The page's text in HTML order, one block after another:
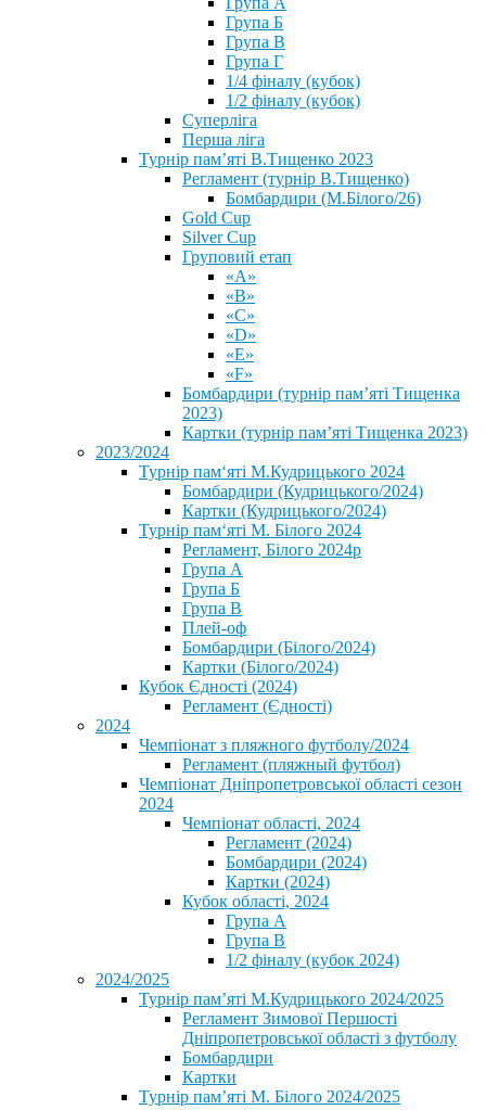
Група Б
Група В
Група Г
1/4 фіналу (кубок)
1/2 фіналу (кубок)
Суперліга
Перша ліга
Турнір пам’яті В.Тищенко 2023
Регламент (турнір В.Тищенко)
Бомбардири (М.Білого/26)
Gold Cup
Silver Cup
Груповий етап
«А»
«В»
«С»
«D»
«Е»
«F»
Бомбардири (турнір пам’яті Тищенка
2023)
Картки (турнір пам’яті Тищенка 2023)
2023/2024
⁨Турнір пам‘яті М.Кудрицького 2024
Бомбардири (Кудрицького/2024)
Картки (Кудрицького/2024)
⁨Турнір пам‘яті М. Білого 2024⁩
Регламент, Білого 2024р
Група А
Група Б
Група В
Плей-оф
Бомбардири (Білого/2024)
Картки (Білого/2024)
Кубок Єдності (2024)
Регламент (Єдності)
2024
Чемпіонат з пляжного футболу/2024
Регламент (пляжный футбол)
Чемпіонат Дніпропетровської області сезон
2024
Чемпіонат області, 2024
Регламент (2024)
Бомбардири (2024)
Картки (2024)
Кубок області, 2024
Група А
Група В
1/2 фіналу (кубок 2024)
2024/2025
Турнір пам’яті М.Кудрицького 2024/2025
Регламент Зимової Першості
Дніпропетровської області з футболу
Бомбардири
Картки
Турнір пам’яті М. Білого 2024/2025